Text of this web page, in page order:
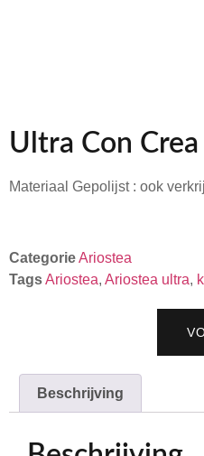
Ultra Con
Materiaal Gepolijst : ook
CategorieAriostea
TagsAriostea, Ariostea ultra,
Beschrijving